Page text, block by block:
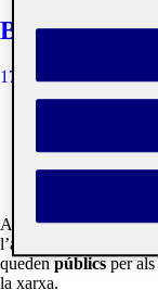
Benvinguts i
17 SETEMBRE, 2019
Una Àgora
d’estudiants
Aquí els companys i
l’aula entre si,
quedenpúblicsper als
la xarxa.